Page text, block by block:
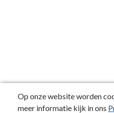
Op onze website worden
meer informatie kijk in ons